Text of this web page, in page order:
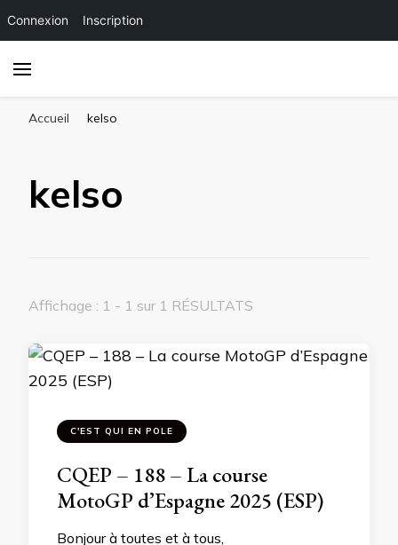
Connexion Inscription
Accueil kelso
kelso
Affichage : 1 - 1 sur 1 RÉSULTATS
C'EST QUI EN POLE
CQEP – 188 – La course
MotoGP d’Espagne 2025 (ESP)
Bonjour à toutes et à tous,